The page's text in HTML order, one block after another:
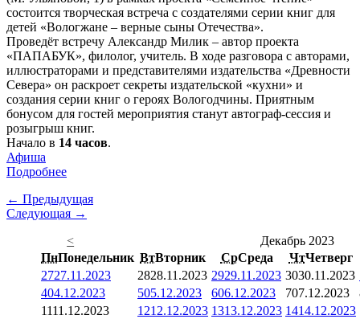
состоится творческая встреча с создателями серии книг для
детей «Вологжане – верные сыны Отечества».
Проведёт встречу Александр Милик – автор проекта
«ПАПАБУК», филолог, учитель. В ходе разговора с авторами,
иллюстраторами и представителями издательства «Древности
Севера» он раскроет секреты издательской «кухни» и
создания серии книг о героях Вологодчины. Приятным
бонусом для гостей мероприятия станут автограф-сессия и
розыгрыш книг.
Начало в 14 часов.
Афиша
Подробнее
← Предыдущая
Следующая →
<
Декабрь 2023
ПнПонедельник ВтВторник СрСреда ЧтЧетверг
2727.11.2023 2828.11.2023 2929.11.2023 3030.11.2023
404.12.2023 505.12.2023 606.12.2023 707.12.2023
1111.12.2023 1212.12.2023 1313.12.2023 1414.12.2023